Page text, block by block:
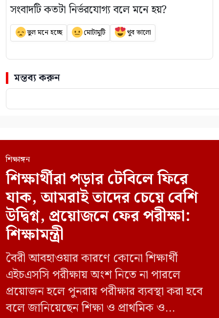
সংবাদটি কতটা নির্ভরযোগ্য বলে মনে হয়?
ভুল মনে হচ্ছে মোটামুটি খুব ভালো
মন্তব্য করুন
শিক্ষাঙ্গন
শিক্ষার্থীরা পড়ার টেবিলে ফিরে
যাক, আমরাই তাদের চেয়ে বেশি
উদ্বিগ্ন, প্রয়োজনে ফের পরীক্ষা:
শিক্ষামন্ত্রী
বৈরী আবহাওয়ার কারণে কোনো শিক্ষার্থী
এইচএসসি পরীক্ষায় অংশ নিতে না পারলে
প্রয়োজন হলে পুনরায় পরীক্ষার ব্যবস্থা করা হবে
বলে জানিয়েছেন শিক্ষা ও প্রাথমিক ও